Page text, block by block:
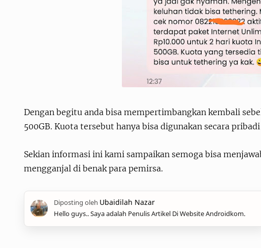
Dengan begitu anda bisa mempertimbangkan kembali
500GB. Kuota tersebut hanya bisa digunakan secara
Sekian informasi ini kami sampaikan semoga bisa
mengganjal di benak para pemirsa.
Hello guys.. Saya adalah Penulis Artikel Di Website Androidkom.